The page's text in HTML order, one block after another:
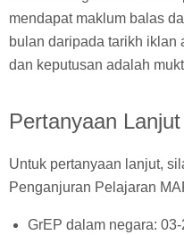
mendapat maklum balas
bulan daripada tarikh iklan
dan keputusan adalah
Pertanyaan Lanjut
Untuk pertanyaan lanjut,
Penganjuran Pelajaran
GrEP dalam negara: